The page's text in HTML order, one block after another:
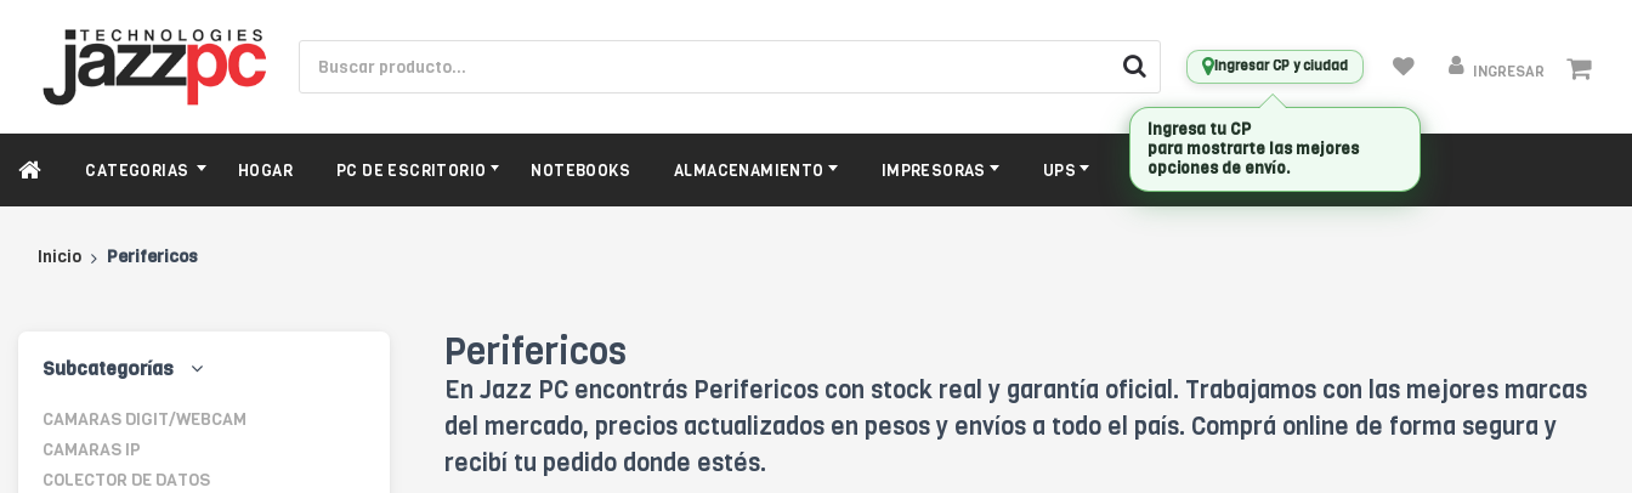
Ingresar CP y ciudad INGRESAR
CATEGORIAS HOGAR PC DE ESCRITORIO NOTEBOOKS ALMACENAMIENTO IMPRESORAS UPS CONECTIVIDAD
Inicio Perifericos
Subcategorías
CAMARAS DIGIT/WEBCAM
CAMARAS IP
COLECTOR DE DATOS
Perifericos
En Jazz PC encontrás Perifericos con stock real y garantía oficial. Trabajamos con las mejores marcas
del mercado, precios actualizados en pesos y envíos a todo el país. Comprá online de forma segura y
recibí tu pedido donde estés.